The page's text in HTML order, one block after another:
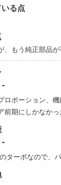
る点
、もう純正部品が
-
ロポーション、機
前期にしかなか
-
ターボなので、